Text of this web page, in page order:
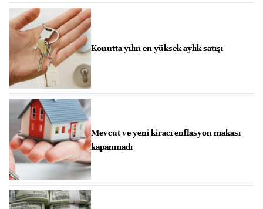
Konutta yılın en yüksek aylık satışı
Mevcut ve yeni kiracı enflasyon makası
kapanmadı